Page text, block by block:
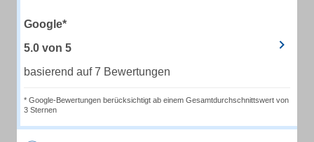
Google*
5.0 von 5
basierend auf 7 Bewertungen
* Google-Bewertungen berücksichtigt ab einem Gesamtdurchschnittswert von
3 Sternen